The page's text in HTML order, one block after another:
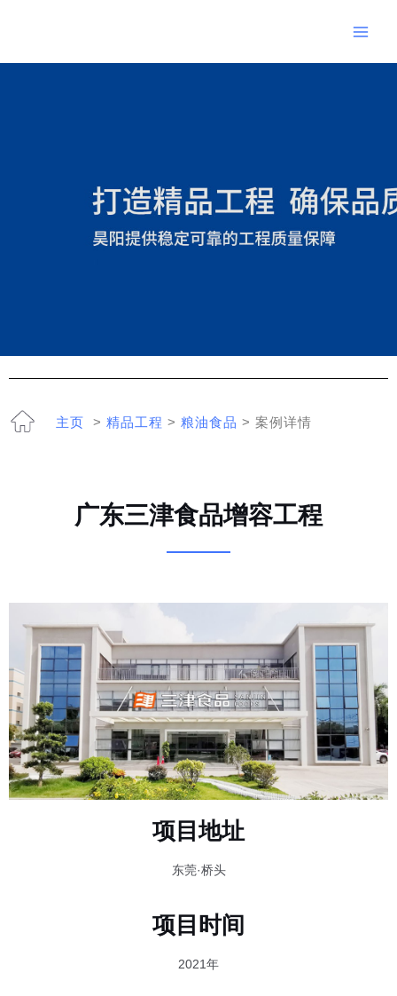
主页 > 精品工程 > 粮油食品 > 案例详情
广东三津食品增容工程
项目地址
东莞·桥头
项目时间
2021年